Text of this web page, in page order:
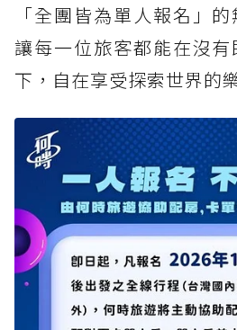
「全團皆為單人報名」
讓每一位旅客都能在沒
下，自在享受探索世界的